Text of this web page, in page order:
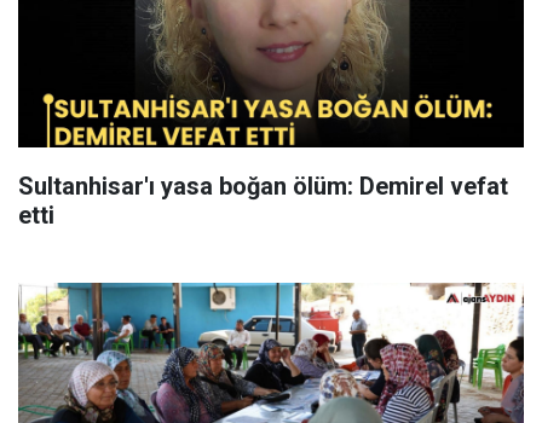
Sultanhisar'ı yasa boğan ölüm: Demirel vefat
etti